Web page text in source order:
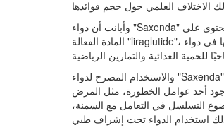
وأبانت أن دواء "Saxenda" مسجل في العديد من الجهات الرقابية بوصفه دواء وصفيًّا، (يلزم لاستخدامه وصفة طبية)، ويحتوي على
المادة الفعالة "liraglutide"، وهي المادة الفعالة نفسها في دواء "Victoza" الذي يستعمل لعلاج المصابين بالسكري من النوع الثاني،
والاستخدام المصرح لدواء "Saxenda" فقط يكون في الحالات التي يكون فيها معدل كتلة الجسم أكثر من أو يساوي 30 كلجم/ متر
من أو يساوي 27 كلجم/ متر مربع في وجود أحد عوامل الخطورة، مثل المرض
التسلسل في التعامل مع السمنة،